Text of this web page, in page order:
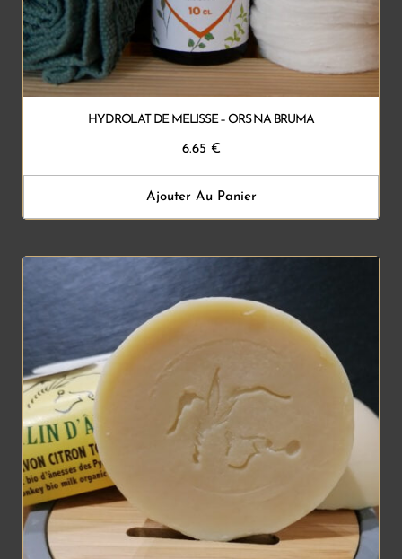
HYDROLAT DE MELISSE – ORS NA BRUMA
6.65 €
Ajouter Au Panier